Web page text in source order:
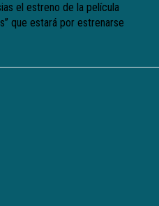
el estreno de la película
que estará por estrenarse